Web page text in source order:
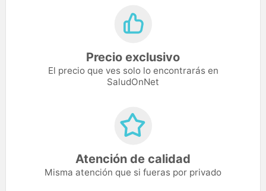
Precio exclusivo
El precio que ves solo lo encontrarás en
SaludOnNet
Atención de calidad
Misma atención que si fueras por privado